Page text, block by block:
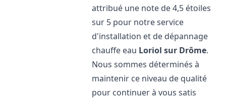
attribué une note de 4,5 étoiles
sur 5 pour notre service
d'installation et de dépannage
chauffe eau Loriol sur Drôme.
Nous sommes déterminés à
maintenir ce niveau de qualité
pour continuer à vous satis